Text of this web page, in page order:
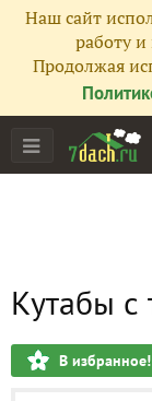
Наш сайт
работу
Продолжая
Кутабы с
В избранное!